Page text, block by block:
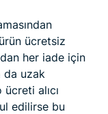
ücretsiz
her iade için
da uzak
alıcı
edilirse bu